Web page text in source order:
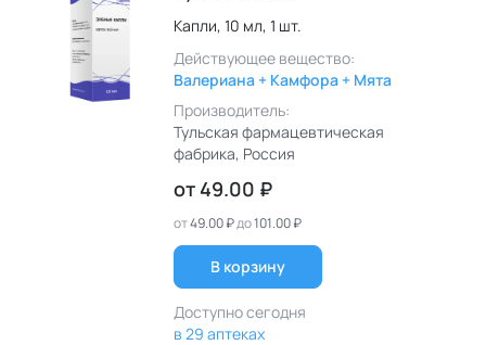
Капли, 10 мл, 1 шт.
Действующее вещество:
Валериана + Камфора + Мята
Производитель:
Тульская фармацевтическая
фабрика, Россия
от 49.00 ₽
от49.00 ₽до101.00 ₽
В корзину
Доступно сегодня
в 29 аптеках